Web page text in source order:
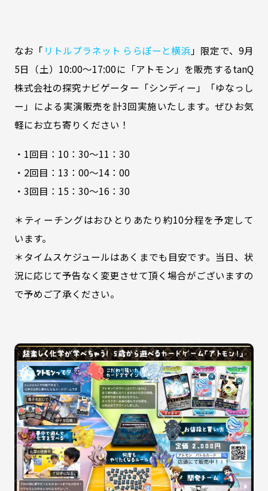
なお「 リトルプラネット ららぽーと横浜 」限定で、9月
5日（土）10:00～17:00に「アトモン」を販売するtanQ
株式会社の探究ナビゲーター「シンディー」「ゆなっし
ー」による実演販売を計3回実施いたします。ぜひお気
軽にお立ち寄りください！
・1回目：10：30～11：30
・2回目：13：00～14：00
・3回目：15：30～16：30
＊ティーチングはおひとりあたり約10分程を予定して
います。
＊タイムスケジュールはあくまでも目安です。当日、状
況に応じて予告なく変更させて頂く場合がございますの
で予めご了承ください。